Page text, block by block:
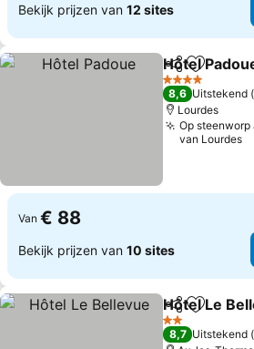
Bekijk prijzen van 12 sites
Delen
Hôtel
4 Sterren
8,6 Uitstekend
Lourdes
Op
van Lourdes
Van € 88
Bekijk prijzen van 10 sites
Delen
Hôtel Le
2 Sterren
8,7 Uitstekend